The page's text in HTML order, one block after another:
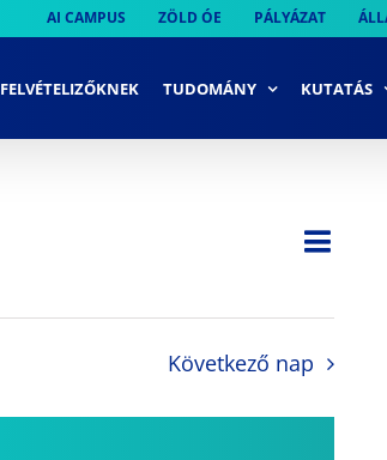
AI CAMPUS ZÖLD ÓE PÁLYÁZAT
FELVÉTELIZŐKNEK TUDOMÁNY KUTATÁS
Nap
Következő nap